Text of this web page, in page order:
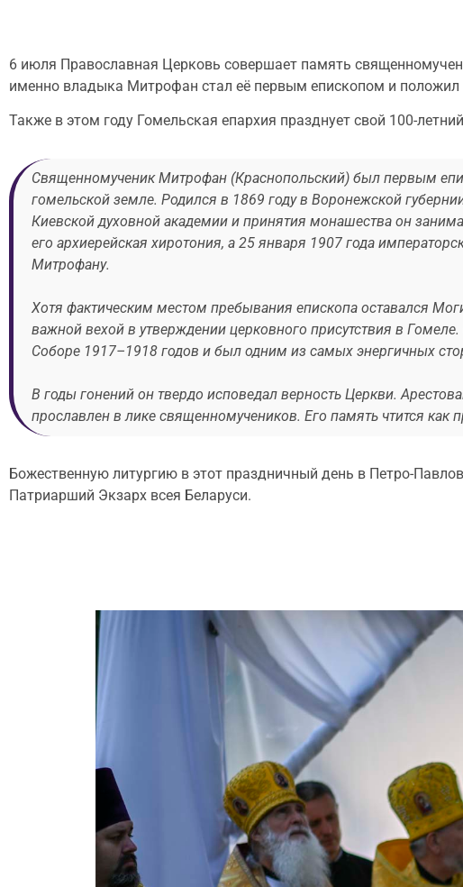
6 июля Православная Церковь совершает память
именно владыка Митрофан стал её первым епископом и положил
Также в этом году Гомельская епархия празднует свой 100-
Священномученик Митрофан (Краснопольский) был первым
гомельской земле. Родился в 1869 году в Воронежской
Киевской духовной академии и принятия монашества он
его архиерейская хиротония, а 25 января 1907 года
Митрофану.
Хотя фактическим местом пребывания епископа оставался
важной вехой в утверждении церковного присутствия в
Соборе 1917–1918 годов и был одним из самых энергичных
В годы гонений он твердо исповедал верность Церкви.
прославлен в лике священномучеников. Его память чтится
Божественную литургию в этот праздничный день в Петро-
Патриарший Экзарх всея Беларуси.